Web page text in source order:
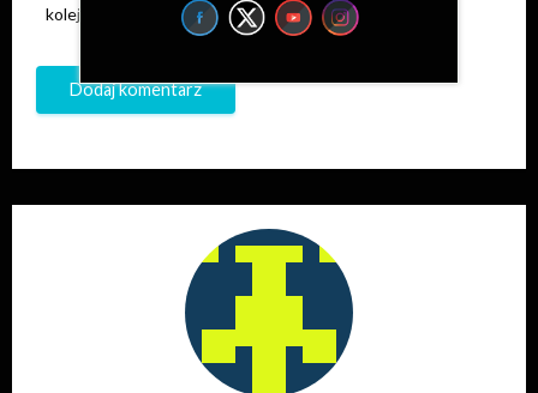
kolejnych komentarzy.